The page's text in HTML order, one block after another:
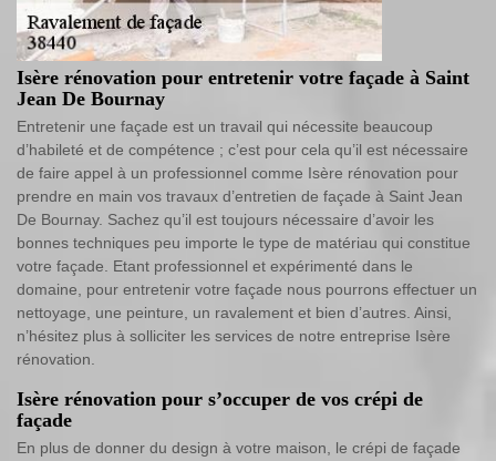
Isère rénovation pour entretenir votre façade à Saint
Jean De Bournay
Entretenir une façade est un travail qui nécessite beaucoup
d’habileté et de compétence ; c’est pour cela qu’il est nécessaire
de faire appel à un professionnel comme Isère rénovation pour
prendre en main vos travaux d’entretien de façade à Saint Jean
De Bournay. Sachez qu’il est toujours nécessaire d’avoir les
bonnes techniques peu importe le type de matériau qui constitue
votre façade. Etant professionnel et expérimenté dans le
domaine, pour entretenir votre façade nous pourrons effectuer un
nettoyage, une peinture, un ravalement et bien d’autres. Ainsi,
n’hésitez plus à solliciter les services de notre entreprise Isère
rénovation.
Isère rénovation pour s’occuper de vos crépi de
façade
En plus de donner du design à votre maison, le crépi de façade